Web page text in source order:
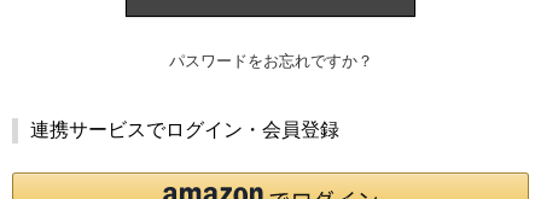
パスワードをお忘れですか？
連携サービスでログイン・会員登録